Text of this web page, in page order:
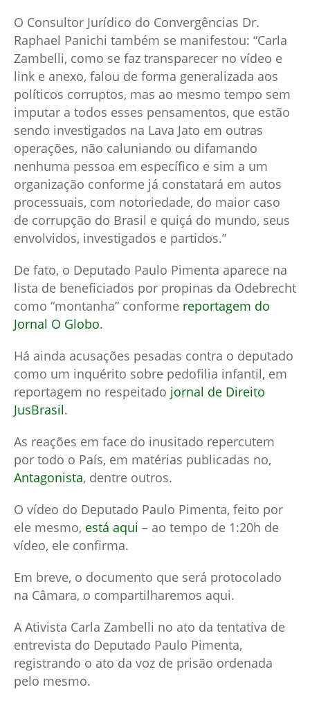
O Consultor Jurídico do Convergências Dr.
Raphael Panichi também se manifestou: “Carla
Zambelli, como se faz transparecer no vídeo e
link e anexo, falou de forma generalizada aos
políticos corruptos, mas ao mesmo tempo sem
imputar a todos esses pensamentos, que estão
sendo investigados na Lava Jato em outras
operações, não caluniando ou difamando
nenhuma pessoa em específico e sim a um
organização conforme já constatará em autos
processuais, com notoriedade, do maior caso
de corrupção do Brasil e quiçá do mundo, seus
envolvidos, investigados e partidos.”
De fato, o Deputado Paulo Pimenta aparece na
lista de beneficiados por propinas da Odebrecht
como “montanha” conforme reportagem do
Jornal O Globo.
Há ainda acusações pesadas contra o deputado
como um inquérito sobre pedofilia infantil, em
reportagem no respeitado jornal de Direito
JusBrasil.
As reações em face do inusitado repercutem
por todo o País, em matérias publicadas no,
Antagonista, dentre outros.
O vídeo do Deputado Paulo Pimenta, feito por
ele mesmo, está aqui – ao tempo de 1:20h de
vídeo, ele confirma.
Em breve, o documento que será protocolado
na Câmara, o compartilharemos aqui.
A Ativista Carla Zambelli no ato da tentativa de
entrevista do Deputado Paulo Pimenta,
registrando o ato da voz de prisão ordenada
pelo mesmo.